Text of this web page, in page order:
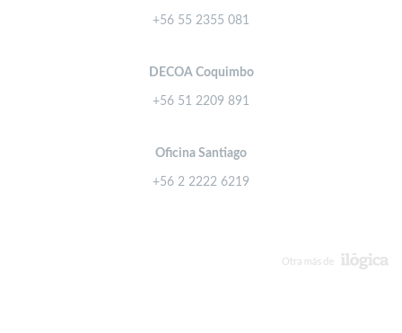
+56 55 2355 081
DECOA Coquimbo
+56 51 2209 891
Oficina Santiago
+56 2 2222 6219